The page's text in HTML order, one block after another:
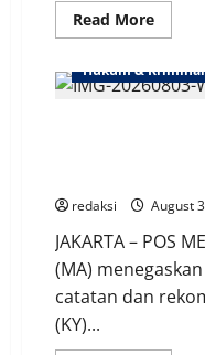
Read MoreRead
more
10
Tewas
Polisi
&
Kejar
Pelaku
Hukum & Kriminal
redaksi August
JAKARTA – POS
(MA)
catatan dan
(KY)...